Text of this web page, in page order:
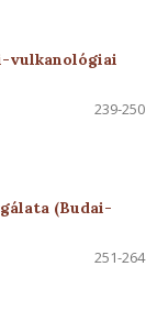
vulkanológiai
239-250
(Budai-
251-264